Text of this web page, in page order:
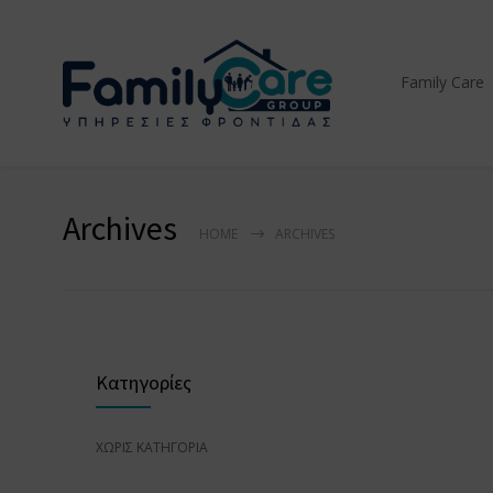
Family Care
Archives HOME ARCHIVES
Κατηγορίες
ΧΩΡΊΣ ΚΑΤΗΓΟΡΊΑ